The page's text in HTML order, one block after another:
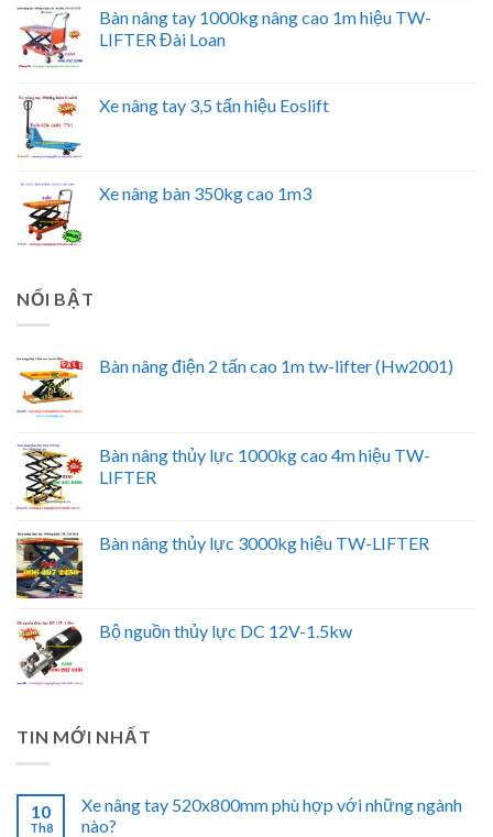
Bàn nâng tay 1000kg nâng cao 1m hiệu TW-
LIFTER Đài Loan
Xe nâng tay 3,5 tấn hiệu Eoslift
Xe nâng bàn 350kg cao 1m3
NỔI BẬT
Bàn nâng điện 2 tấn cao 1m tw-lifter (Hw2001)
Bàn nâng thủy lực 1000kg cao 4m hiệu TW-
LIFTER
Bàn nâng thủy lực 3000kg hiệu TW-LIFTER
Bộ nguồn thủy lực DC 12V-1.5kw
TIN MỚI NHẤT
10
Th8
Xe nâng tay 520x800mm phù hợp với những ngành
nào?